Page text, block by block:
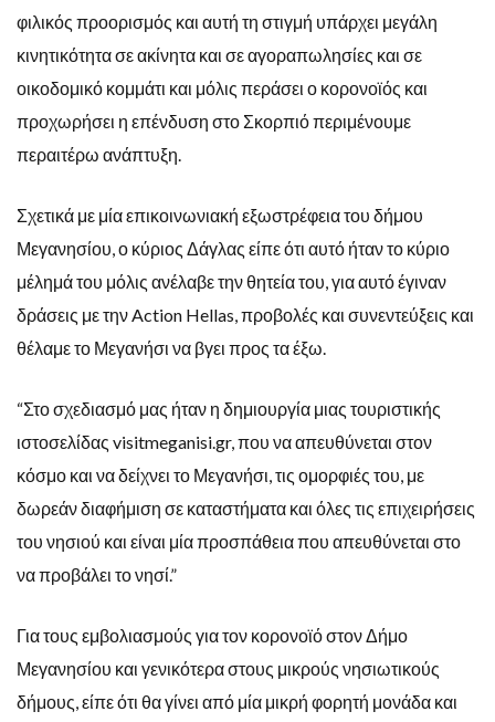
φιλικός προορισμός και αυτή τη στιγμή υπάρχει μεγάλη
κινητικότητα σε ακίνητα και σε αγοραπωλησίες και σε
οικοδομικό κομμάτι και μόλις περάσει ο κορονοϊός και
προχωρήσει η επένδυση στο Σκορπιό περιμένουμε
περαιτέρω ανάπτυξη.
Σχετικά με μία επικοινωνιακή εξωστρέφεια του δήμου
Μεγανησίου, ο κύριος Δάγλας είπε ότι αυτό ήταν το κύριο
μέλημά του μόλις ανέλαβε την θητεία του, για αυτό έγιναν
δράσεις με την Action Hellas, προβολές και συνεντεύξεις και
θέλαμε το Μεγανήσι να βγει προς τα έξω.
“Στο σχεδιασμό μας ήταν η δημιουργία μιας τουριστικής
ιστοσελίδας visitmeganisi.gr, που να απευθύνεται στον
κόσμο και να δείχνει το Μεγανήσι, τις ομορφιές του, με
δωρεάν διαφήμιση σε καταστήματα και όλες τις επιχειρήσεις
του νησιού και είναι μία προσπάθεια που απευθύνεται στο
να προβάλει το νησί.”
Για τους εμβολιασμούς για τον κορονοϊό στον Δήμο
Μεγανησίου και γενικότερα στους μικρούς νησιωτικούς
δήμους, είπε ότι θα γίνει από μία μικρή φορητή μονάδα και